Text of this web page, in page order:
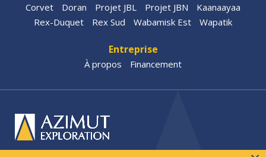
Corvet Doran Projet JBL Projet JBN
Kaanaayaa
Rex-Duquet
Rex Sud Wabamisk Est Wapatik
Entreprise
À propos Financement